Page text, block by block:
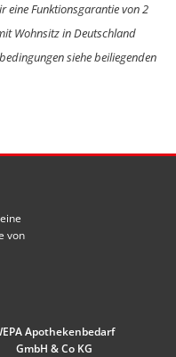
eine Funktionsgarantie von 2
Wohnsitz in Deutschland
siehe beiliegenden
von
Apothekenbedarf
GmbH & Co KG